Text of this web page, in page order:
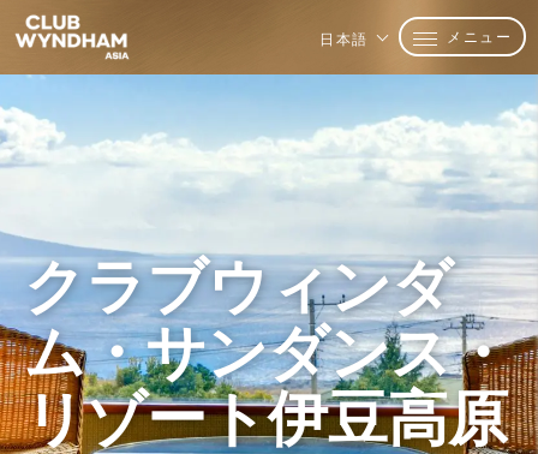
日本語 メニュー
クラブウィンダ
ム・サンダンス・
リゾート伊豆高原